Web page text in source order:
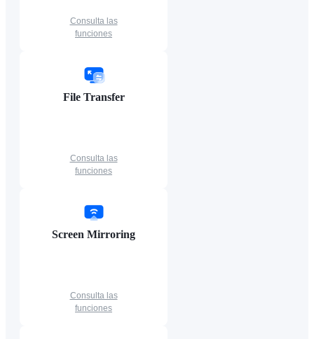
Consulta las
funciones
File Transfer
Consulta las
funciones
Screen Mirroring
Consulta las
funciones